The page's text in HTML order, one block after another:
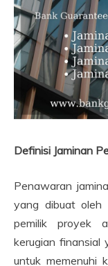
Definisi Jaminan
Penawaran
yang dibuat oleh
pemilik proyek
kerugian finansial
untuk memenuhi